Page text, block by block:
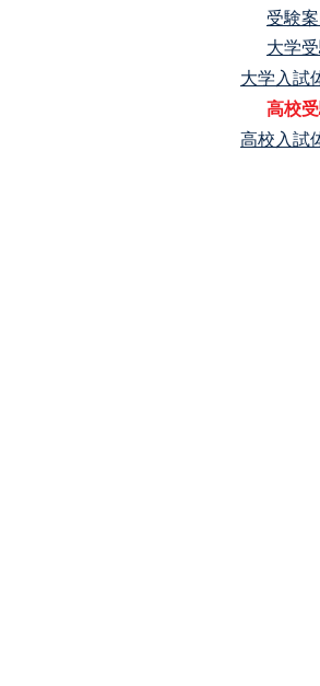
受験
大学
大学入試
高校
高校入試